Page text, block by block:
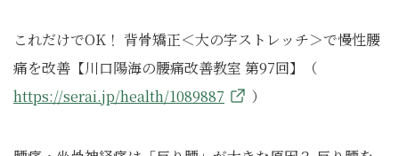
これだけでOK！ 背骨矯正＜大の字ストレッチ＞で慢性腰
痛を改善【川口陽海の腰痛改善教室 第97回】（
https://serai.jp/health/1089887
）